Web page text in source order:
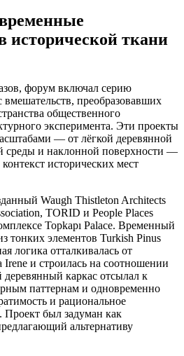
исторической ткани
форум включал серию
преобразовавших
общественного
эксперимента. Эти проекты
— от лёгкой деревянной
среды и наклонной поверхности —
исторических мест
Waugh Thistleton Architects
TORID и People Places
Topkapı Palace. Временный
тонких элементов Turkish Pinus
логика отталкивалась от
Irene и строилась на соотношении
каркас отсылал к
паттернам и одновременно
и рациональное
Проект был задуман как
альтернативу